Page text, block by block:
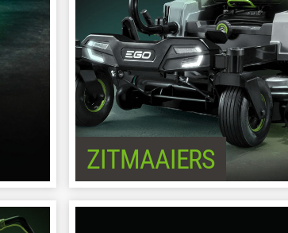
ZITMAAIERS